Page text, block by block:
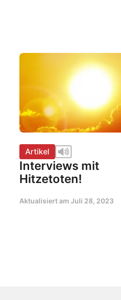
Artikel
Interviews mit
Hitzetoten!
Aktualisiert am Juli 28, 2023